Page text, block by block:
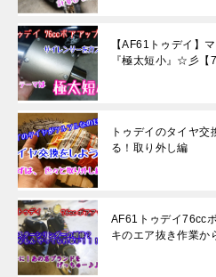
【AF61トゥデイ】
『極太短小』☆彡【
トゥデイのタイヤ
る！取り外し編
AF61トゥデイ76cc
キのエア抜き作業か